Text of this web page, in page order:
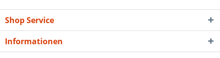
Shop Service
Informationen